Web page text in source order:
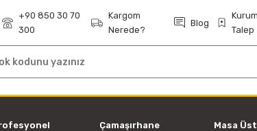
+90 850 30 70
300
Kargom
Nerede?
Blog
Talep
Çamaşırhane
Masa